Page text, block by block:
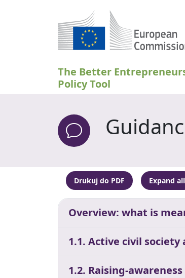
The Better
Policy Tool
Drukuj do PDF Expand all
Overview: what is
1.1. Active civil
1.2. Raising-